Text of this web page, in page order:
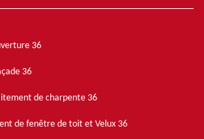
36
36
de charpente 36
de fenêtre de toit et Velux 36